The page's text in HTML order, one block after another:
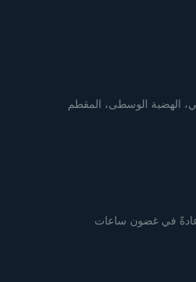
في غضون ساعات